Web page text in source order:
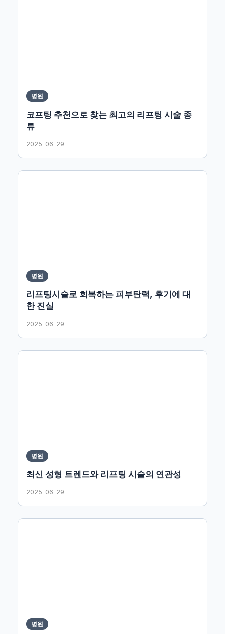
병원
코프팅 추천으로 찾는 최고의 리프팅 시술 종
류
2025-06-29
병원
리프팅시술로 회복하는 피부탄력, 후기에 대
한 진실
2025-06-29
병원
최신 성형 트렌드와 리프팅 시술의 연관성
2025-06-29
병원